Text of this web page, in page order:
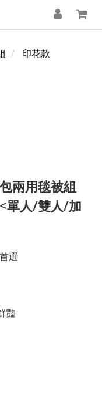
印花款
兩用毯被組
單人/雙人/加
選
豔